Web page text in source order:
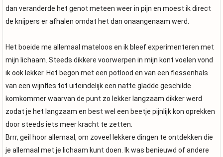
dan veranderde het genot meteen weer in pijn en moest ik direct
de knijpers er afhalen omdat het dan onaangenaam werd.
Het boeide me allemaal mateloos en ik bleef experimenteren met
mijn lichaam. Steeds dikkere voorwerpen in mijn kont voelen vond
ik ook lekker. Het begon met een potlood en van een flessenhals
van een wijnfles tot uiteindelijk een natte gladde geschilde
komkommer waarvan de punt zo lekker langzaam dikker werd
zodat je het langzaam en best wel een beetje pijnlijk kon oprekken
door steeds iets meer kracht te zetten.
Brrr, geil hoor allemaal, om zoveel lekkere dingen te ontdekken die
je allemaal met je lichaam kunt doen. Ik was benieuwd of andere